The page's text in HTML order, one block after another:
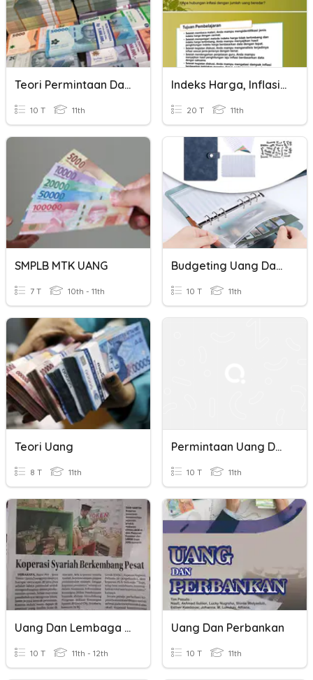
Teori Permintaan Dan Penawaran Uang
10 T 11th
Indeks Harga, Inflasi Dan Permintaan Penawaran Uang
20 T 11th
SMPLB MTK UANG
7 T 10th - 11th
Budgeting Uang Dan Tabungan Quiz
10 T 11th
Teori Uang
8 T 11th
Permintaan Uang Dalam Teori Kuantitas Uang
10 T 11th
Uang Dan Lembaga Keuangan
10 T 11th - 12th
Uang Dan Perbankan
10 T 11th